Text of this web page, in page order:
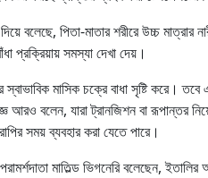
বলেছে, পিতা-মাতার শরীরে উচ্চ
প্রক্রিয়ায় সমস্যা দেখা দেয়।
স্বাভাবিক মাসিক চক্রে বাধা সৃষ্টি করে।
আরও বলেন, যারা ট্রানজিশন বা রূপান্তর
সময় ব্যবহার করা যেতে পারে।
মাতিল্ড ভিগনেরি বলেছেন,